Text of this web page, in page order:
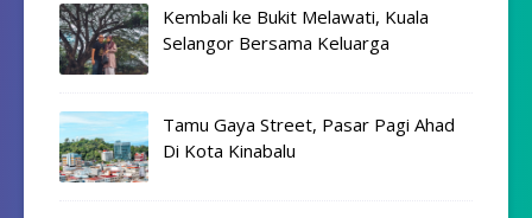
Kembali ke Bukit Melawati, Kuala
Selangor Bersama Keluarga
Tamu Gaya Street, Pasar Pagi Ahad
Di Kota Kinabalu